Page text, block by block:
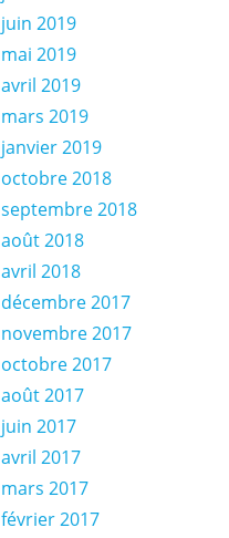
juin 2019
mai 2019
avril 2019
mars 2019
janvier 2019
octobre 2018
septembre 2018
août 2018
avril 2018
décembre 2017
novembre 2017
octobre 2017
août 2017
juin 2017
avril 2017
mars 2017
février 2017